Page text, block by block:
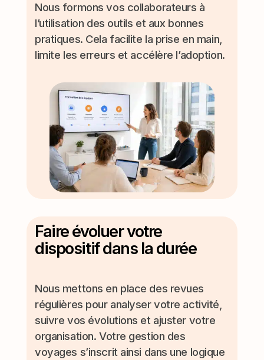
Nous formons vos collaborateurs à
l’utilisation des outils et aux bonnes
pratiques. Cela facilite la prise en main,
limite les erreurs et accélère l’adoption.
Faire évoluer votre
dispositif dans la durée
Nous mettons en place des revues
régulières pour analyser votre activité,
suivre vos évolutions et ajuster votre
organisation. Votre gestion des
voyages s’inscrit ainsi dans une logique